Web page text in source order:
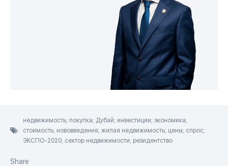
недвижимость; покупка; Дубай; инвестиции; экономика;
стоимость; нововведения; жилая недвижимость; цены; спрос;
ЭКСПО-2020; сектор недвижимости; резидентство
Share